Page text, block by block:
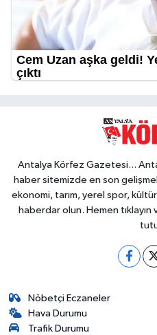
Antalya Körfez Gazetesi...
haber sitemizde en son
ekonomi, tarım, yerel spor,
haberdar olun. Hemen tıklayın
Nöbetçi Eczaneler
Hava Durumu
Trafik Durumu